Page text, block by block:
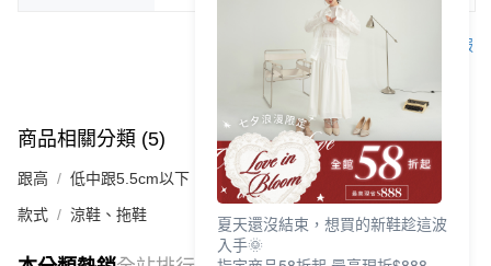
客服
商品相關分類 (5) 查看全部
跟高 低中跟5.5cm以下
款式 涼鞋、拖鞋
夏天還沒結束，想買的新鞋趁這波
入手🌞